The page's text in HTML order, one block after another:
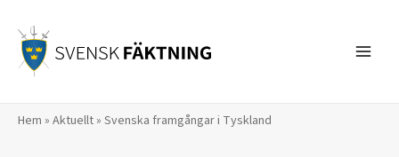
innehåll
Hem » Aktuellt» Svenska framgångar i Tyskland